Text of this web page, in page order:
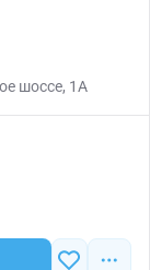
шоссе, 1А